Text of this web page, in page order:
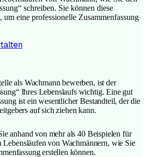
schreiben. Sie können diese
um eine professionelle Zusammenfassung
als Wachmann bewerben, ist der
Ihres Lebenslaufs wichtig. Eine gut
ist ein wesentlicher Bestandteil, der die
auf sich ziehen kann.
anhand von mehr als 40 Beispielen für
Lebensläufen von Wachmännern, wie Sie
erstellen können.